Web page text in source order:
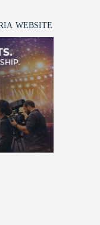
WEBSITE